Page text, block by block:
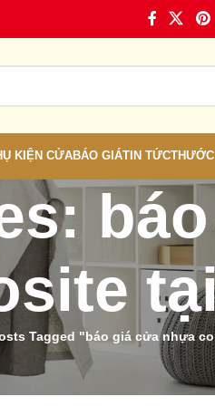
KIỆN CỬABÁO GIÁTIN TỨC
Tagged "báo giá cửa nhựa